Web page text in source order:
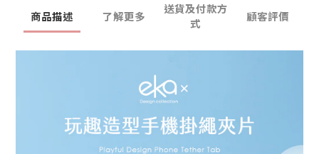
商品描述 了解更多
送貨及付款方
式
顧客評價